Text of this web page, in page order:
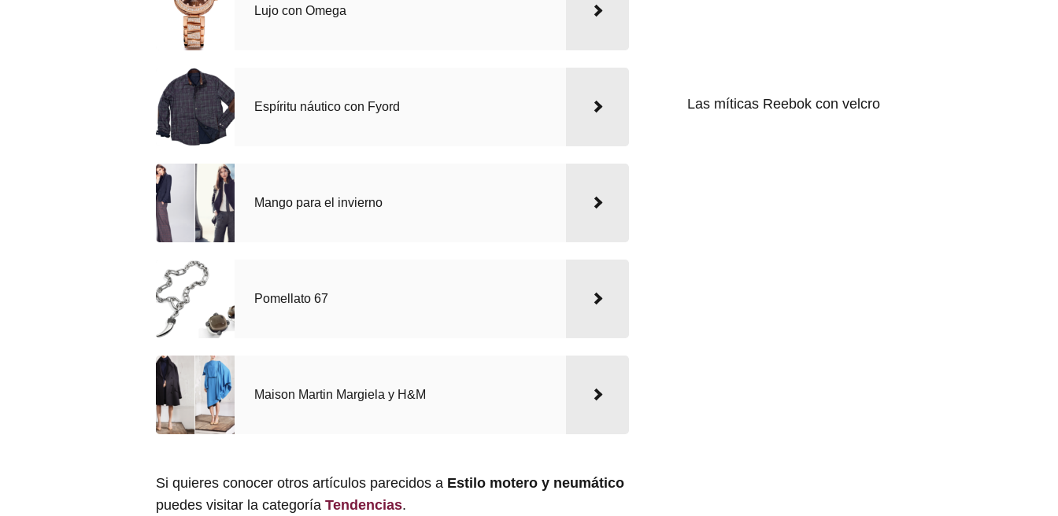
Lujo con Omega
Espíritu náutico con Fyord
Mango para el invierno
Pomellato 67
Maison Martin Margiela y H&M
Si quieres conocer otros artículos parecidos a Estilo motero y neumático
puedes visitar la categoría Tendencias.
Las míticas Reebok con velcro